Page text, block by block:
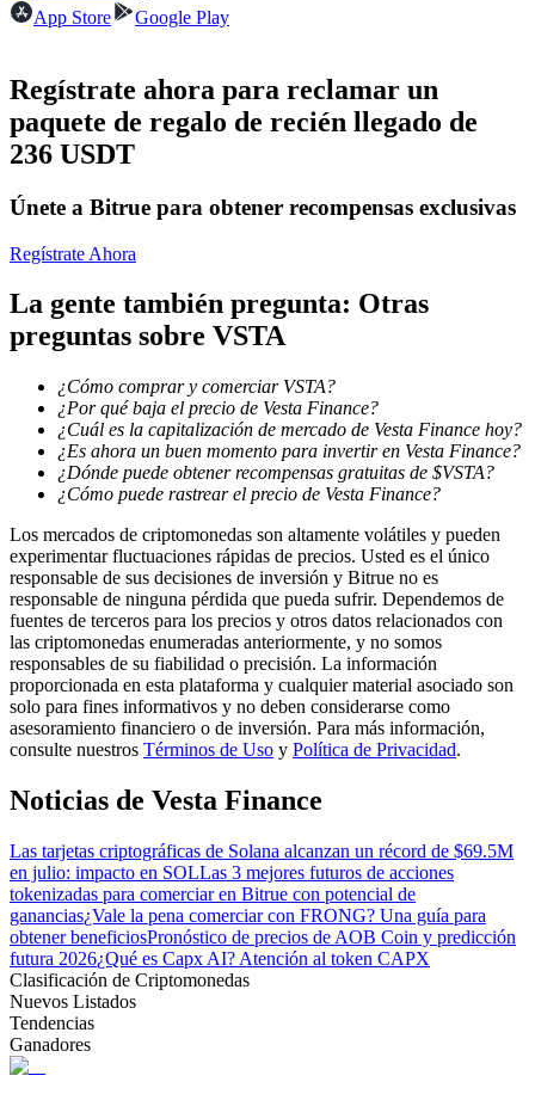
Disfruta del reparto de beneficios y comisiones de copy trading
Información
Análisis de big data que incluye información comercial, etc.
Guía
Guía de inicio de futuros
Estrategias comerciales
Aprenda cómo mantenerse rentable
App Store
Google Play
Regístrate ahora para reclamar un
paquete de regalo de recién llegado de
236 USDT
Únete a Bitrue para obtener recompensas exclusivas
Regístrate Ahora
La gente también pregunta: Otras
preguntas sobre VSTA
¿Cómo comprar y comerciar VSTA?
¿Por qué baja el precio de Vesta Finance?
¿Cuál es la capitalización de mercado de Vesta Finance hoy?
¿Es ahora un buen momento para invertir en Vesta Finance?
¿Dónde puede obtener recompensas gratuitas de $VSTA?
¿Cómo puede rastrear el precio de Vesta Finance?
Los mercados de criptomonedas son altamente volátiles y pueden
experimentar fluctuaciones rápidas de precios. Usted es el único
responsable de sus decisiones de inversión y Bitrue no es
responsable de ninguna pérdida que pueda sufrir. Dependemos de
fuentes de terceros para los precios y otros datos relacionados con
las criptomonedas enumeradas anteriormente, y no somos
responsables de su fiabilidad o precisión. La información
proporcionada en esta plataforma y cualquier material asociado son
solo para fines informativos y no deben considerarse como
asesoramiento financiero o de inversión. Para más información,
consulte nuestros Términos de Uso y Política de Privacidad.
Noticias de Vesta Finance
Las tarjetas criptográficas de Solana alcanzan un récord de $69.5M
en julio: impacto en SOLLas 3 mejores futuros de acciones
tokenizadas para comerciar en Bitrue con potencial de
ganancias¿Vale la pena comerciar con FRONG? Una guía para
obtener beneficiosPronóstico de precios de AOB Coin y predicción
futura 2026¿Qué es Capx AI? Atención al token CAPX
Clasificación de Criptomonedas
Nuevos Listados
Tendencias
Ganadores